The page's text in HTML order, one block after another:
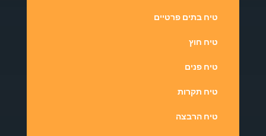
טיח בתים פרטיים
טיח חוץ
טיח פנים
טיח תקרות
טיח הרבצה